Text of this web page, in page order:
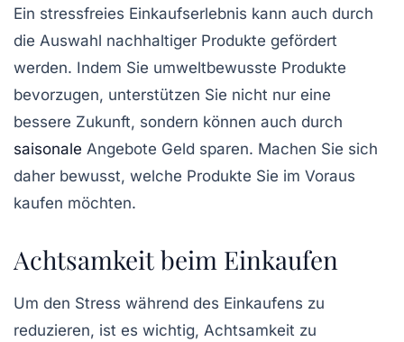
Ein stressfreies Einkaufserlebnis kann auch durch
die Auswahl nachhaltiger Produkte gefördert
werden. Indem Sie umweltbewusste Produkte
bevorzugen, unterstützen Sie nicht nur eine
bessere Zukunft, sondern können auch durch
saisonale Angebote Geld sparen. Machen Sie sich
daher bewusst, welche Produkte Sie im Voraus
kaufen möchten.
Achtsamkeit beim Einkaufen
Um den Stress während des Einkaufens zu
reduzieren, ist es wichtig, Achtsamkeit zu